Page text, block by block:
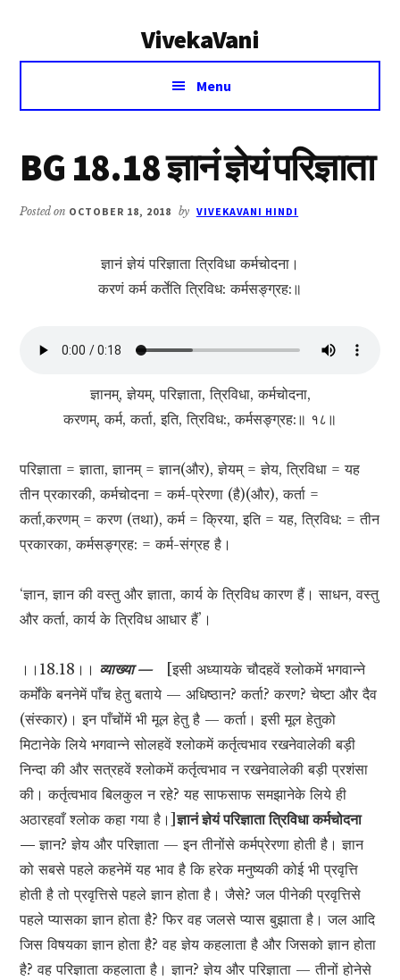
VivekaVani
Voice
Vivekananda
Menu
BG 18.18 ज्ञानं ज्ञेयं परिज्ञाता
Posted on OCTOBER 18, 2018 by VIVEKAVANI HINDI
ज्ञानं ज्ञेयं परिज्ञाता त्रिविधा कर्मचोदना।
करणं कर्म कर्तेति त्रिविध: कर्मसङ्ग्रह:॥
ज्ञानम्, ज्ञेयम्, परिज्ञाता, त्रिविधा, कर्मचोदना,
करणम्, कर्म, कर्ता, इति, त्रिविध:, कर्मसङ्ग्रह:॥ १८॥
परिज्ञाता = ज्ञाता, ज्ञानम् = ज्ञान(और), ज्ञेयम् = ज्ञेय, त्रिविधा = यह
तीन प्रकारकी, कर्मचोदना = कर्म-प्रेरणा (है)(और), कर्ता =
कर्ता,करणम् = करण (तथा), कर्म = क्रिया, इति = यह, त्रिविध: = तीन
प्रकारका, कर्मसङ्ग्रह: = कर्म-संग्रह है।
‘ज्ञान, ज्ञान की वस्तु और ज्ञाता, कार्य के त्रिविध कारण हैं। साधन, वस्तु
और कर्ता, कार्य के त्रिविध आधार हैं’।
।।18.18।। व्याख्या —
[इसी अध्यायके चौदहवें श्लोकमें भगवान्ने
कर्मोंके बननेमें पाँच हेतु बताये — अधिष्ठान? कर्ता? करण? चेष्टा और दैव
(संस्कार)। इन पाँचोंमें भी मूल हेतु है — कर्ता। इसी मूल हेतुको
मिटानेके लिये भगवान्ने सोलहवें श्लोकमें कर्तृत्वभाव रखनेवालेकी बड़ी
निन्दा की और सत्रहवें श्लोकमें कर्तृत्वभाव न रखनेवालेकी बड़ी प्रशंसा
की। कर्तृत्वभाव बिलकुल न रहे? यह साफसाफ समझानेके लिये ही
अठारहवाँ श्लोक कहा गया है।]ज्ञानं ज्ञेयं परिज्ञाता त्रिविधा कर्मचोदना
—ज्ञान? ज्ञेय और परिज्ञाता — इन तीनोंसे कर्मप्रेरणा होती है। ज्ञान
को सबसे पहले कहनेमें यह भाव है कि हरेक मनुष्यकी कोई भी प्रवृत्ति
होती है तो प्रवृत्तिसे पहले ज्ञान होता है। जैसे? जल पीनेकी प्रवृत्तिसे
पहले प्यासका ज्ञान होता है? फिर वह जलसे प्यास बुझाता है। जल आदि
जिस विषयका ज्ञान होता है? वह ज्ञेय कहलाता है और जिसको ज्ञान होता
है? वह परिज्ञाता कहलाता है। ज्ञान? ज्ञेय और परिज्ञाता — तीनों होनेसे